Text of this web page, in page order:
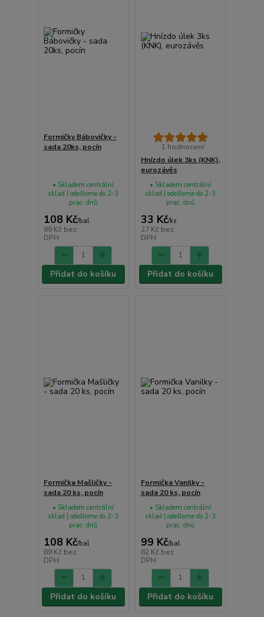
Formičky Bábovičky -
sada 20ks, pocín
108 Kč/bal
89 Kč bez
DPH
• Skladem centrální
sklad | odešleme do 2-3
prac. dnů
Přidat do košíku
1 hodnocení
Hnízdo úlek 3ks (KNK),
eurozávěs
33 Kč/ks
27 Kč bez
DPH
• Skladem centrální
sklad | odešleme do 2-3
prac. dnů
Přidat do košíku
Formička Mašličky -
sada 20 ks, pocín
108 Kč/bal
89 Kč bez
DPH
• Skladem centrální
sklad | odešleme do 2-3
prac. dnů
Přidat do košíku
Formička Vanilky -
sada 20 ks, pocín
99 Kč/bal
82 Kč bez
DPH
• Skladem centrální
sklad | odešleme do 2-3
prac. dnů
Přidat do košíku